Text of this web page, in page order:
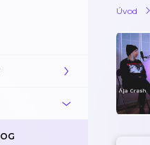
Úvod